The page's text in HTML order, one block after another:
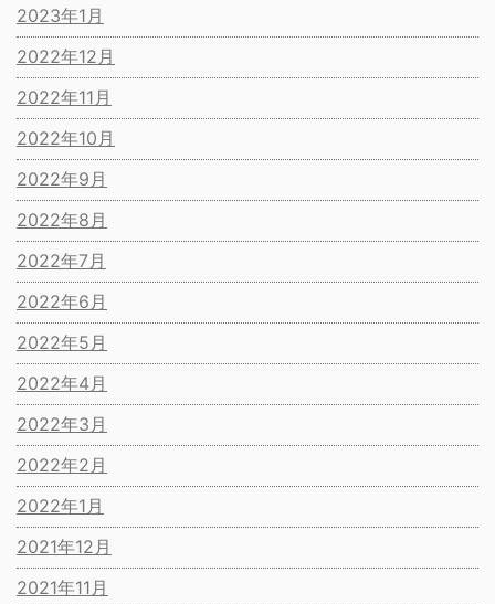
2023年1月
2022年12月
2022年11月
2022年10月
2022年9月
2022年8月
2022年7月
2022年6月
2022年5月
2022年4月
2022年3月
2022年2月
2022年1月
2021年12月
2021年11月